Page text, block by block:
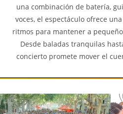
una combinación de batería,
voces, el espectáculo ofrece
ritmos para mantener a
Desde baladas tranquilas
concierto promete mover el